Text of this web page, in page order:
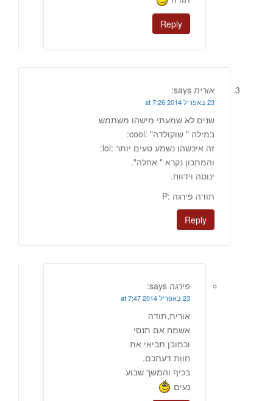
Reply
אורית says:
23 באפריל 2014 at 7:26
שנים לא שמעתי מישהו משתמש
במילה " שוקולדה" :cool:
זה איכשהו נשמע טעים יותר :lol:
והמתכון נקרא " אחלה".
ינוסה וידווח.
תודה פירגה :P
Reply
פירגה says:
23 באפריל 2014 at 7:47
אורית,תודה
אשמח אם תנסי
וכמובן תביאי את
חוות דעתכם.
בכיף והמשך שבוע
נעים